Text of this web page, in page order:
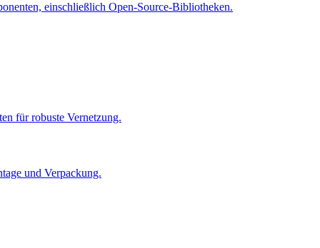
einschließlich Open-Source-Bibliotheken.
für robuste Vernetzung.
und Verpackung.